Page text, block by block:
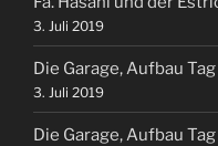
3. Juli 2019
Die Garage, Aufbau
3. Juli 2019
Die Garage, Aufbau Tag